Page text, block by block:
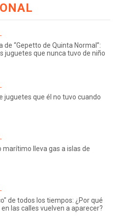
de “Gepetto de Quinta Normal”:
juguetes que nunca tuvo de niño
juguetes que él no tuvo cuando
marítimo lleva gas a islas de
de todos los tiempos: ¿Por qué
en las calles vuelven a aparecer?